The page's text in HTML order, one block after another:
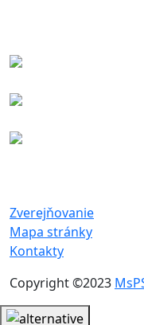
Zverejňovanie
Mapa stránky
Kontakty
Copyright ©2023